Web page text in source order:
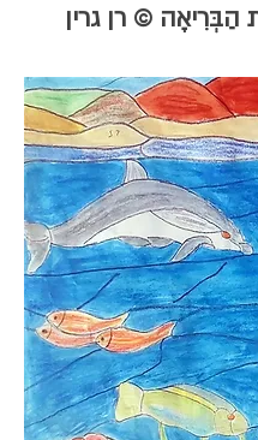
הַבְּרִיאָה © רן גרין